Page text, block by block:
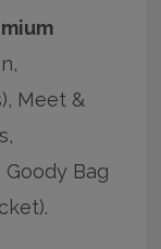
Meet &
Goody Bag